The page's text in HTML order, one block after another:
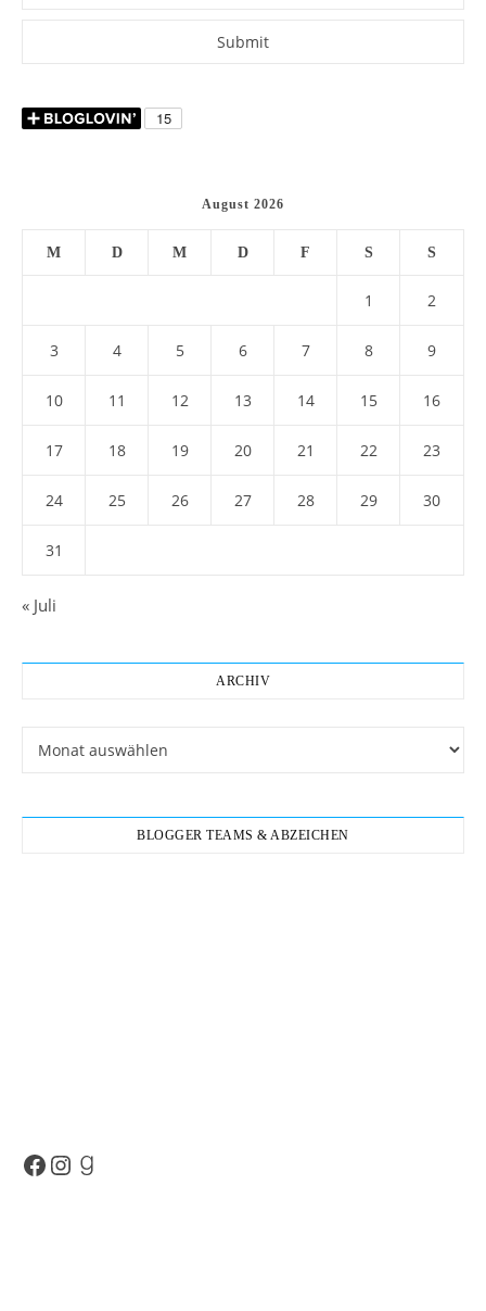
August 2026
M D M D F S S
1 2
3 4 5 6 7 8 9
10 11 12 13 14 15 16
17 18 19 20 21 22 23
24 25 26 27 28 29 30
31
« Juli
ARCHIV
BLOGGER TEAMS & ABZEICHEN
Facebook
Instagram
Goodreads